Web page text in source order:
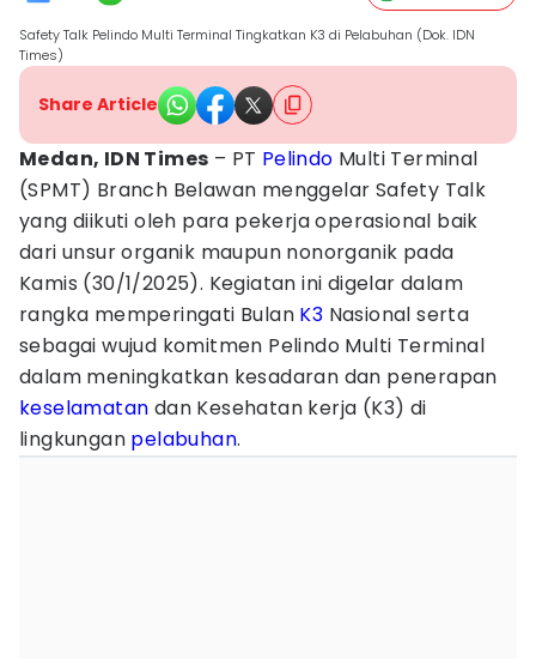
Safety Talk Pelindo Multi Terminal Tingkatkan K3 di Pelabuhan (Dok. IDN
Times)
Share Article
Medan, IDN Times – PT Pelindo Multi Terminal
(SPMT) Branch Belawan menggelar Safety Talk
yang diikuti oleh para pekerja operasional baik
dari unsur organik maupun nonorganik pada
Kamis (30/1/2025). Kegiatan ini digelar dalam
rangka memperingati Bulan K3 Nasional serta
sebagai wujud komitmen Pelindo Multi Terminal
dalam meningkatkan kesadaran dan penerapan
keselamatan dan Kesehatan kerja (K3) di
lingkungan pelabuhan.